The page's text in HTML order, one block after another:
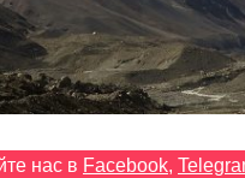
нас в Facebook,